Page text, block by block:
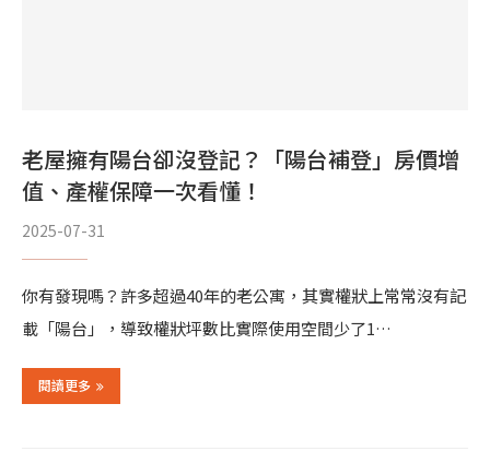
老屋擁有陽台卻沒登記？「陽台補登」房價增
值、產權保障一次看懂！
2025-07-31
你有發現嗎？許多超過40年的老公寓，其實權狀上常常沒有記
載「陽台」，導致權狀坪數比實際使用空間少了1…
閱讀更多